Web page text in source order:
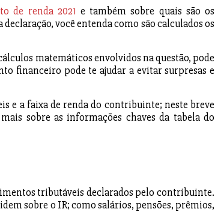
de renda 2021 e também sobre quais são os
você entenda como são calculados os
matemáticos envolvidos na questão, pode
financeiro pode te ajudar a evitar surpresas e
e a faixa de renda do contribuinte; neste breve
sobre as informações chaves da tabela do
tributáveis declarados pelo contribuinte.
sobre o IR; como salários, pensões, prêmios,